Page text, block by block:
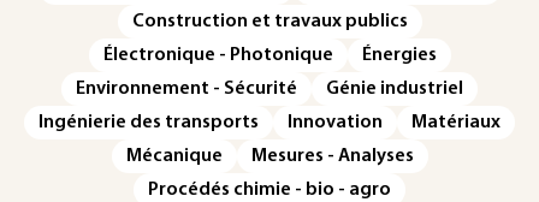
Construction et travaux publics
Électronique - Photonique
Énergies
Environnement - Sécurité
Génie industriel
Ingénierie des transports
Innovation
Matériaux
Mécanique
Mesures - Analyses
Procédés chimie - bio - agro